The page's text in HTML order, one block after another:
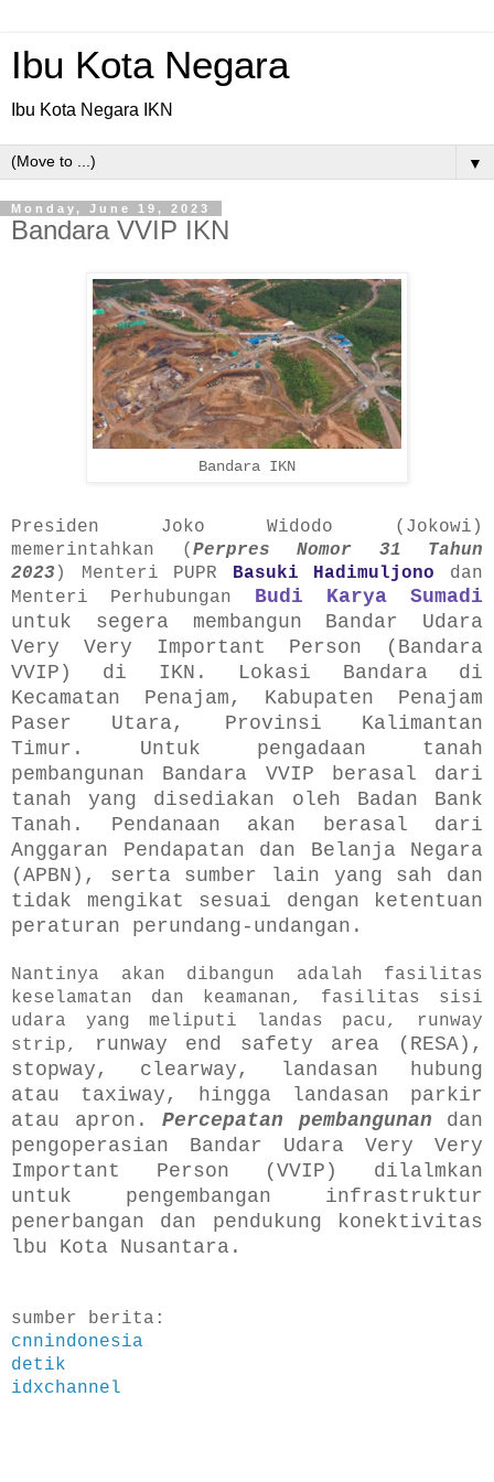
Ibu Kota Negara
Ibu Kota Negara IKN
▼
Monday, June 19, 2023
Bandara VVIP IKN
Bandara IKN
Presiden Joko Widodo (Jokowi)
memerintahkan ( Perpres Nomor 31 Tahun
2023) Menteri PUPR Basuki Hadimuljono dan
Menteri Perhubungan Budi Karya Sumadi
untuk segera membangun Bandar Udara
Very Very Important Person (Bandara
VVIP) di IKN. Lokasi Bandara di
Kecamatan Penajam, Kabupaten Penajam
Paser Utara, Provinsi Kalimantan
Timur. Untuk pengadaan tanah
pembangunan Bandara VVIP berasal dari
tanahyang disediakan oleh Badan Bank
Tanah. Pendanaan akan berasal dari
Anggaran Pendapatan dan Belanja Negara
(APBN), serta sumber lain yang sah dan
tidak mengikat sesuai dengan ketentuan
peraturan perundang-undangan.
Nantinya akan dibangun adalah fasilitas
keselamatan dan keamanan, fasilitas sisi
udara yang meliputi landas pacu, runway
strip,
runway end safety area (RESA),
stopway, clearway, landasan hubung
atau taxiway, hingga landasan parkir
atau apron. Percepatan pembangunan dan
pengoperasian Bandar Udara Very Very
Important Person (VVIP) dilalmkan
untuk pengembangan infrastruktur
penerbangan dan pendukung konektivitas
lbu Kota Nusantara.
sumber berita:
cnnindonesia
detik
idxchannel